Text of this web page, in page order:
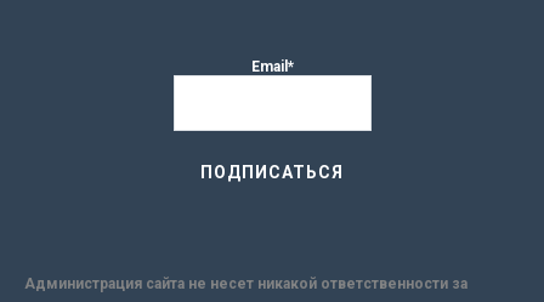
Email*
Администрация сайта не несет никакой ответственности за